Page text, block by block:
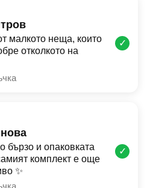
малкото неща, които
отколкото на
✓
бързо и опаковката
комплект е още
✨
✓